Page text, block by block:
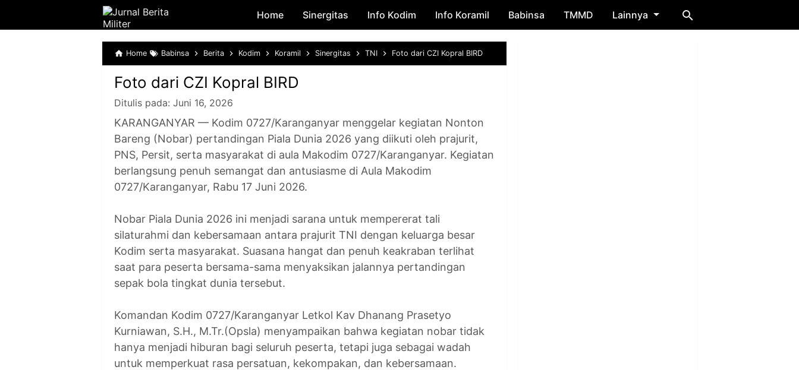
Skip to main content
Home Sinergitas Info Kodim Info Koramil Babinsa TMMD Lainnya
Home Babinsa Berita Kodim Koramil Sinergitas TNI Foto dari CZI Kopral BIRD
Foto dari CZI Kopral BIRD
Ditulis pada: Juni 16, 2026
KARANGANYAR — Kodim 0727/Karanganyar menggelar kegiatan Nonton
Bareng (Nobar) pertandingan Piala Dunia 2026 yang diikuti oleh prajurit,
PNS, Persit, serta masyarakat di aula Makodim 0727/Karanganyar. Kegiatan
berlangsung penuh semangat dan antusiasme di Aula Makodim
0727/Karanganyar, Rabu 17 Juni 2026.
Nobar Piala Dunia 2026 ini menjadi sarana untuk mempererat tali
silaturahmi dan kebersamaan antara prajurit TNI dengan keluarga besar
Kodim serta masyarakat. Suasana hangat dan penuh keakraban terlihat
saat para peserta bersama-sama menyaksikan jalannya pertandingan
sepak bola tingkat dunia tersebut.
Komandan Kodim 0727/Karanganyar Letkol Kav Dhanang Prasetyo
Kurniawan, S.H., M.Tr.(Opsla) menyampaikan bahwa kegiatan nobar tidak
hanya menjadi hiburan bagi seluruh peserta, tetapi juga sebagai wadah
untuk memperkuat rasa persatuan, kekompakan, dan kebersamaan.